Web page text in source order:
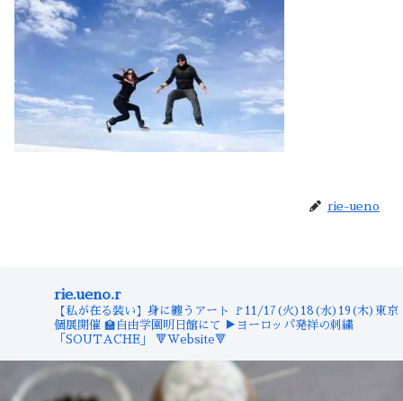
rie-ueno
rie.ueno.r
【私が在る装い】身に纏うアート
🚩11/17(火)18(水)19(木)東京
個展開催 🏫自由学園明日館にて
▶︎ヨーロッパ発祥の刺繍
「SOUTACHE」
🔻Website🔻